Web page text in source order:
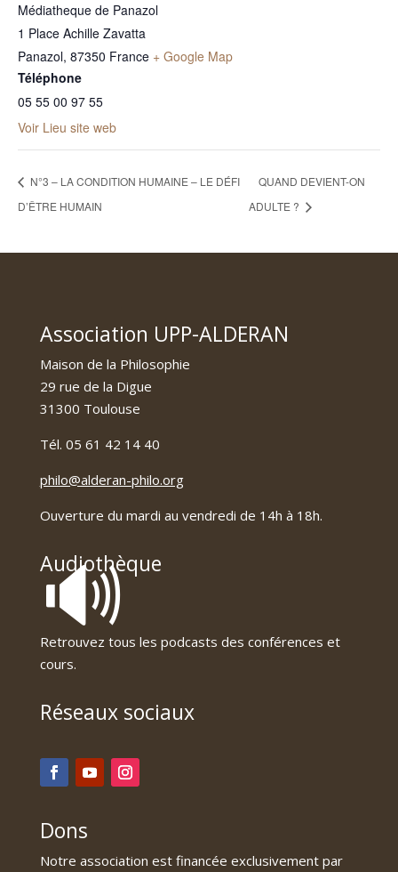
Médiatheque de Panazol
1 Place Achille Zavatta
Panazol, 87350 France + Google Map
Téléphone
05 55 00 97 55
Voir Lieu site web
N°3 – LA CONDITION HUMAINE – LE DÉFI
D’ÊTRE HUMAIN
QUAND DEVIENT-ON
ADULTE ?
Association UPP-ALDERAN
Maison de la Philosophie
29 rue de la Digue
31300 Toulouse
Tél. 05 61 42 14 40
philo@alderan-philo.org
Ouverture du mardi au vendredi de 14h à 18h.
Audiothèque
🔊
Retrouvez tous les podcasts des conférences et
cours.
Réseaux sociaux
Dons
Notre association est financée exclusivement par